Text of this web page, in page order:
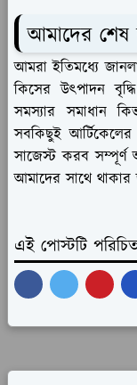
আমাদের শেষ
আমরা ইতিমধ্যে
কিসের উৎপাদন
সমস্যার সমাধান
সবকিছুই
সাজেস্ট করব সম্পূর্ণ
আমাদের সাথে থাকার
এই পোস্টটি